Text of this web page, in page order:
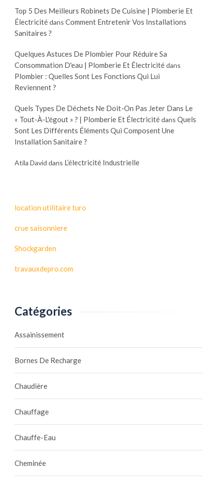
Top 5 Des Meilleurs Robinets De Cuisine | Plomberie Et
Électricitédans Comment Entretenir Vos Installations
Sanitaires ?
Quelques Astuces De Plombier Pour Réduire Sa
Consommation D'eau | Plomberie Et Électricitédans
Plombier : Quelles Sont Les Fonctions Qui Lui
Reviennent ?
Quels Types De Déchets Ne Doit-On Pas Jeter Dans Le
« Tout-À-L'égout » ? | Plomberie Et Électricitédans Quels
Sont Les Différents Éléments Qui Composent Une
Installation Sanitaire ?
Atila David dans L’électricité Industrielle
location utilitaire turo
crue saisonniere
Shockgarden
travauxdepro.com
Catégories
Assainissement
Bornes De Recharge
Chaudière
Chauffage
Chauffe-Eau
Cheminée